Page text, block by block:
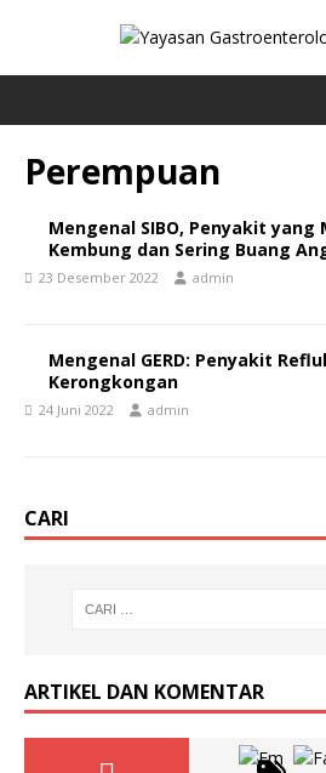
Perempuan
Mengenal SIBO, Penyakit yang
Kembung dan Sering Buang
23 Desember 2022 admin
Mengenal GERD: Penyakit
Kerongkongan
24 Juni 2022 admin
CARI
ARTIKEL DAN KOMENTAR